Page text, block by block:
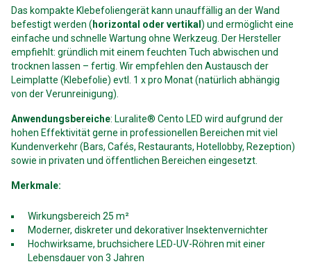
Das kompakte Klebefoliengerät kann unauffällig an der Wand
befestigt werden ( horizontal oder vertikal ) und ermöglicht eine
einfache und schnelle Wartung ohne Werkzeug. Der Hersteller
empfiehlt: gründlich mit einem feuchten Tuch abwischen und
trocknen lassen – fertig. Wir empfehlen den Austausch der
Leimplatte (Klebefolie) evtl. 1 x pro Monat (natürlich abhängig
von der Verunreinigung).
Anwendungsbereiche: Luralite® Cento LED wird aufgrund der
hohen Effektivität gerne in professionellen Bereichen mit viel
Kundenverkehr (Bars, Cafés, Restaurants, Hotellobby, Rezeption)
sowie in privaten und öffentlichen Bereichen eingesetzt.
Merkmale:
Wirkungsbereich 25 m²
Moderner, diskreter und dekorativer Insektenvernichter
Hochwirksame, bruchsichere LED-UV-Röhren mit einer
Lebensdauer von 3 Jahren